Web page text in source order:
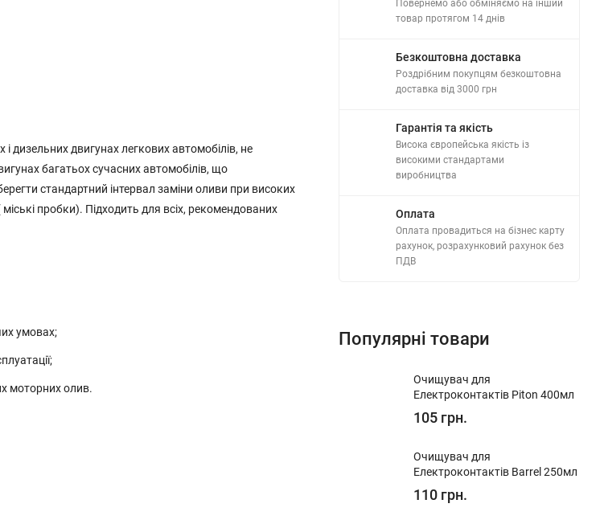
дизельних двигунах легкових автомобілів, не
багатьох сучасних автомобілів, що
стандартний інтервал заміни оливи при високих
пробки). Підходить для всіх, рекомендованих
умовах;
моторних олив.
Повернемо або обміняємо на інший
товар протягом 14 днів
Безкоштовна доставка
Роздрібним покупцям безкоштовна
доставка від 3000 грн
Гарантія та якість
Висока європейська якість із
високими стандартами
виробництва
Оплата
Оплата провадиться на бізнес карту
рахунок, розрахунковий рахунок без
ПДВ
Популярні товари
Очищувач для
Електроконтактів Piton 400мл
105 грн.
Очищувач для
Електроконтактів Barrel 250мл
110 грн.